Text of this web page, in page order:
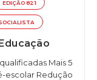
EDIÇÃO 821
Mais 5
escolar Redução